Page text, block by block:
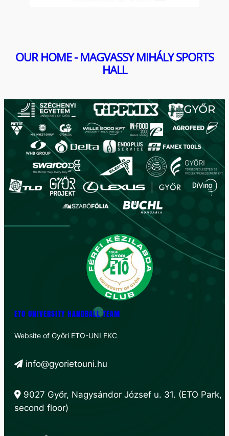
OUR HOME - MAGVASSY MIHÁLY SPORTS
HALL
ETO UNIVERSITY HANDBALL TEAM
Website of Győri ETO-UNI FKC
info@gyorietouni.hu
9027 Győr, Nagysándor József u. 31. (ETO Park,
second floor)